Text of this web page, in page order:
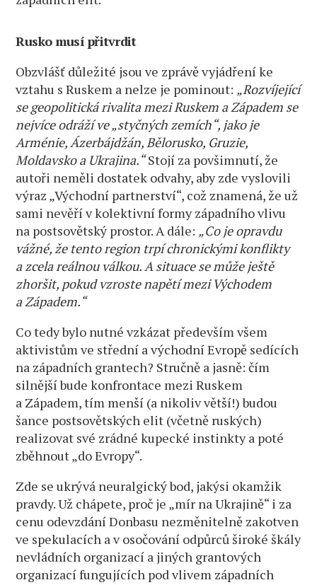
Rusko musí přitvrdit
Obzvlášť důležité jsou ve zprávě vyjádření ke
vztahu s Ruskem a nelze je pominout: „Rozvíjející
se geopolitická rivalita mezi Ruskem a Západem se
nejvíce odráží ve „styčných zemích“, jako je
Arménie, Ázerbájdžán, Bělorusko, Gruzie,
Moldavsko a Ukrajina.“Stojí za povšimnutí, že
autoři neměli dostatek odvahy, aby zde vyslovili
výraz „Východní partnerství“, což znamená, že už
sami nevěří v kolektivní formy západního vlivu
na postsovětský prostor. A dále: „Co je opravdu
vážné, že tento region trpí chronickými konflikty
a zcela reálnou válkou. A situace se může ještě
zhoršit, pokud vzroste napětí mezi Východem
a Západem.“
Co tedy bylo nutné vzkázat především všem
aktivistům ve střední a východní Evropě sedících
na západních grantech? Stručně a jasně: čím
silnější bude konfrontace mezi Ruskem
a Západem, tím menší (a nikoliv větší!) budou
šance postsovětských elit (včetně ruských)
realizovat své zrádné kupecké instinkty a poté
zběhnout „do Evropy“.
Zde se ukrývá neuralgický bod, jakýsi okamžik
pravdy. Už chápete, proč je „mír na Ukrajině“ i za
cenu odevzdání Donbasu nezměnitelně zakotven
ve spekulacích a v osočování odpůrců široké škály
nevládních organizací a jiných grantových
organizací fungujících pod vlivem západních